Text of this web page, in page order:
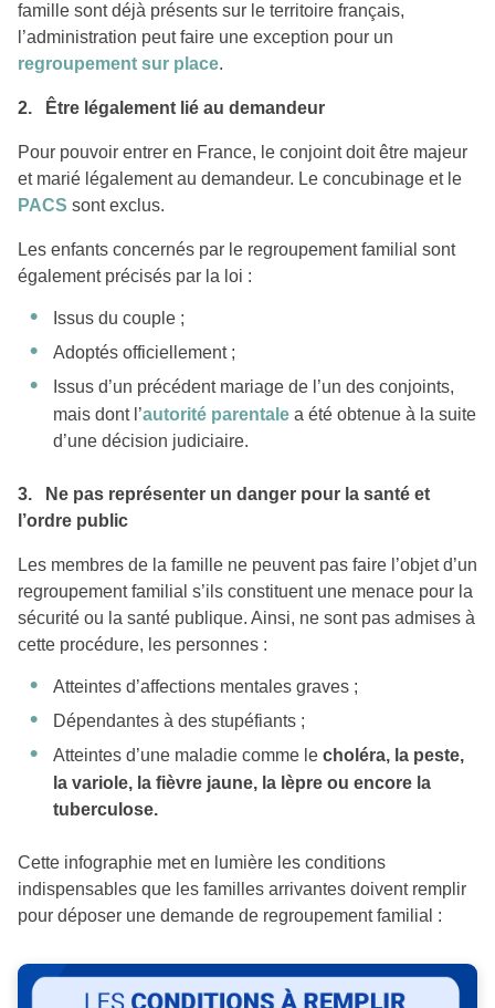
famille sont déjà présents sur le territoire français,
l’administration peut faire une exception pour un
regroupement sur place.
2. Être légalement lié au demandeur
Pour pouvoir entrer en France, le conjoint doit être majeur
et marié légalement au demandeur. Le concubinage et le
PACS sont exclus.
Les enfants concernés par le regroupement familial sont
également précisés par la loi :
Issus du couple ;
Adoptés officiellement ;
Issus d’un précédent mariage de l’un des conjoints,
mais dont l’autorité parentale a été obtenue à la suite
d’une décision judiciaire.
3. Ne pas représenter un danger pour la santé et
l’ordre public
Les membres de la famille ne peuvent pas faire l’objet d’un
regroupement familial s’ils constituent une menace pour la
sécurité ou la santé publique. Ainsi, ne sont pas admises à
cette procédure, les personnes :
Atteintes d’affections mentales graves ;
Dépendantes à des stupéfiants ;
Atteintes d’une maladie comme le choléra, la peste,
la variole, la fièvre jaune, la lèpre ou encore la
tuberculose.
Cette infographie met en lumière les conditions
indispensables que les familles arrivantes doivent remplir
pour déposer une demande de regroupement familial :